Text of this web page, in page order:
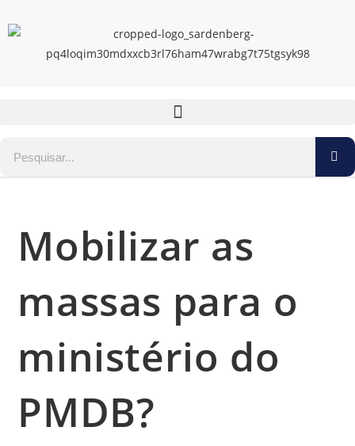
Mobilizar as
massas para o
ministério do
PMDB?